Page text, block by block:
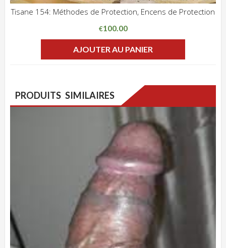
Tisane 154: Méthodes de Protection, Encens de Protection
€100.00
AJOUTER AU PANIER
PRODUITS SIMILAIRES